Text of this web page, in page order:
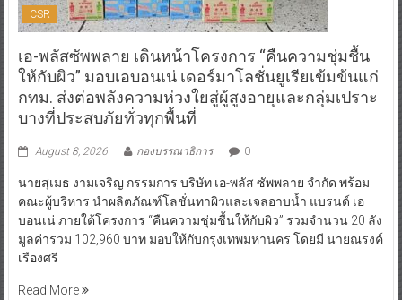
CSR
เอ-พลัสซัพพลาย เดินหน้าโครงการ “คืนความชุ่มชื้น
ให้กับผิว” มอบเอบอนเน่ เดอร์มาโลชั่นยูเรียเข้มข้นแก่
กทม. ส่งต่อพลังความห่วงใยสู่ผู้สูงอายุและกลุ่มเปราะ
บางที่ประสบภัยทั่วทุกพื้นที่
August 8, 2026 กองบรรณาธิการ 0
นายสุเมธ งามเจริญ กรรมการ บริษัท เอ-พลัส ซัพพลาย จำกัด พร้อม
คณะผู้บริหาร นำผลิตภัณฑ์โลชั่นทาผิวและเจลอาบน้ำ แบรนด์ เอ
บอนเน่ ภายใต้โครงการ “คืนความชุ่มชื้นให้กับผิว” รวมจำนวน 20 ลัง
มูลค่ารวม 102,960 บาท มอบให้กับกรุงเทพมหานคร โดยมี นายณรงค์
เรืองศรี
Read More